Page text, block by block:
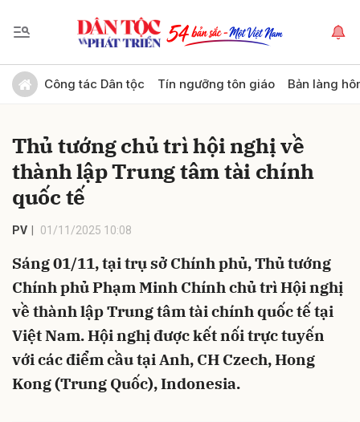
Công tác Dân tộc Tín ngưỡng tôn giáo Bản làng
Thủ tướng chủ trì hội nghị về
thành lập Trung tâm tài chính
quốc tế
PV 01/11/2025 10:08
Sáng 01/11, tại trụ sở Chính phủ, Thủ tướng
Chính phủ Phạm Minh Chính chủ trì Hội nghị
về thành lập Trung tâm tài chính quốc tế tại
Việt Nam. Hội nghị được kết nối trực tuyến
với các điểm cầu tại Anh, CH Czech, Hong
Kong (Trung Quốc), Indonesia.
Gửi bình luận